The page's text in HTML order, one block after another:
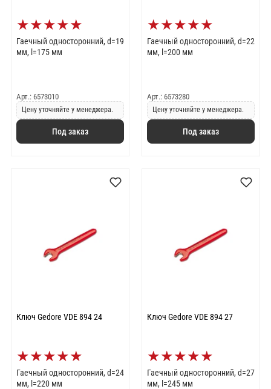
★★★★★
Гаечный односторонний, d=19
мм, l=175 мм
Арт.: 6573010
Цену уточняйте у менеджера.
Под заказ
★★★★★
Гаечный односторонний, d=22
мм, l=200 мм
Арт.: 6573280
Цену уточняйте у менеджера.
Под заказ
Ключ Gedore VDE 894 24
★★★★★
Гаечный односторонний, d=24
мм, l=220 мм
Ключ Gedore VDE 894 27
★★★★★
Гаечный односторонний, d=27
мм, l=245 мм